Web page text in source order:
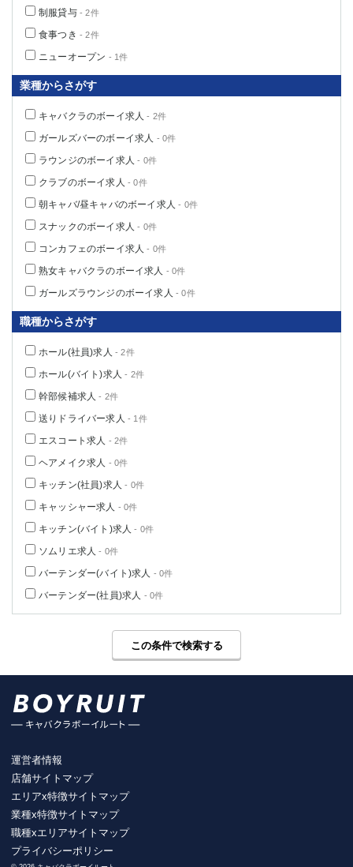
制服貸与- 2件
食事つき - 2件
ニューオープン - 1件
業種からさがす
キャバクラのボーイ求人 - 2件
ガールズバーのボーイ求人 - 0件
ラウンジのボーイ求人 - 0件
クラブのボーイ求人 - 0件
朝キャバ/昼キャバのボーイ求人 - 0件
スナックのボーイ求人 - 0件
コンカフェのボーイ求人 - 0件
熟女キャバクラのボーイ求人 - 0件
ガールズラウンジのボーイ求人 - 0件
職種からさがす
ホール(社員)求人 - 2件
ホール(バイト)求人 - 2件
幹部候補求人 - 2件
送りドライバー求人 - 1件
エスコート求人 - 2件
ヘアメイク求人 - 0件
キッチン(社員)求人 - 0件
キャッシャー求人 - 0件
キッチン(バイト)求人 - 0件
ソムリエ求人 - 0件
バーテンダー(バイト)求人 - 0件
バーテンダー(社員)求人 - 0件
この条件で検索する
運営者情報
店舗サイトマップ
エリアx特徴サイトマップ
業種x特徴サイトマップ
職種xエリアサイトマップ
プライバシーポリシー